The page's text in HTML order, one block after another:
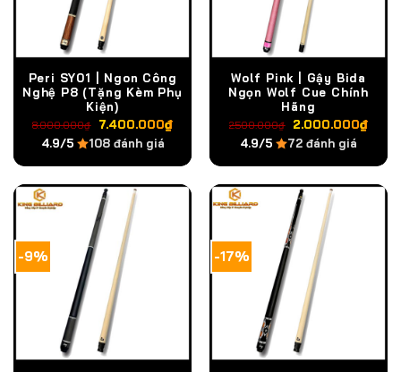
Peri SY01 | Ngon Công
Nghệ P8 (Tặng Kèm Phụ
Kiện)
8.000.000₫ Giá
gốc
là:
8.000.000₫.
7.400.000₫Giá
tại
là:
7.400.000₫.
4.9/5 108 đánh giá
Wolf Pink | Gậy Bida
Ngọn Wolf Cue Chính
Hãng
2.500.000₫ Giá
gốc
là:
2.500.000₫.
2.000.000₫Giá
tại
là:
4.9/5 72 đánh giá
-9% -17%